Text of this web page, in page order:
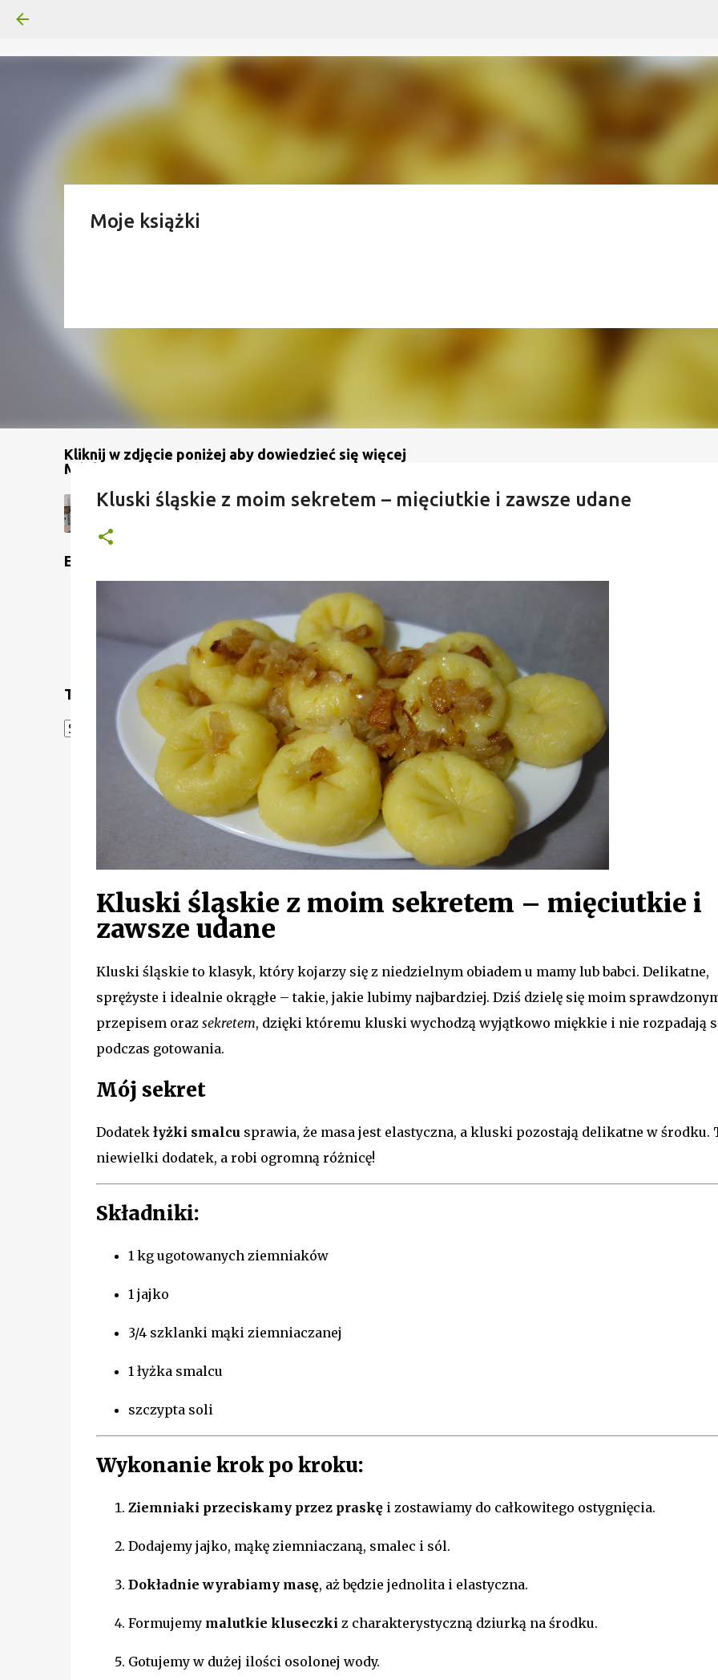
Kliknij w zdjęcie poniżej aby dowiedzieć się więcej
Moje książki
Mój kanał na YouTube
Etykiety
Translate
Powered by Translate
Kluski śląskie z moim sekretem – mięciutkie i zawsze udane
Kluski śląskie z moim sekretem – mięciutkie i
zawsze udane
Kluski śląskie to klasyk, który kojarzy się z niedzielnym obiadem u mamy lub babci. Delikatne,
sprężyste i idealnie okrągłe – takie, jakie lubimy najbardziej. Dziś dzielę się moim
przepisem oraz sekretem, dzięki któremu kluski wychodzą wyjątkowo miękkie i nie rozpadają
podczas gotowania.
Mój sekret
Dodatek łyżki smalcu sprawia, że masa jest elastyczna, a kluski pozostają delikatne w środku.
niewielki dodatek, a robi ogromną różnicę!
Składniki:
1 kg ugotowanych ziemniaków
1 jajko
3/4 szklanki mąki ziemniaczanej
1 łyżka smalcu
szczypta soli
Wykonanie krok po kroku:
Ziemniaki przeciskamy przez praskę i zostawiamy do całkowitego ostygnięcia.
Dodajemy jajko, mąkę ziemniaczaną, smalec i sól.
Dokładnie wyrabiamy masę, aż będzie jednolita i elastyczna.
Formujemy malutkie kluseczki z charakterystyczną dziurką na środku.
Gotujemy w dużej ilości osolonej wody.